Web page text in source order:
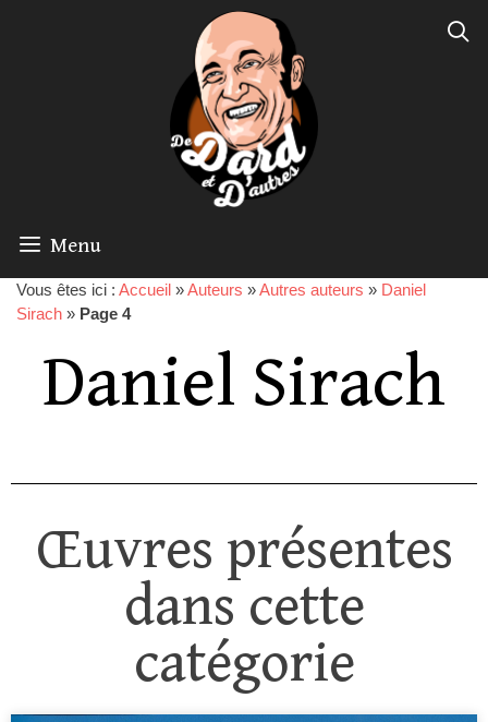
Menu
Vous êtes ici : Accueil »Auteurs »Autres auteurs » Daniel
Sirach » Page 4
Daniel Sirach
Œuvres présentes
dans cette
catégorie